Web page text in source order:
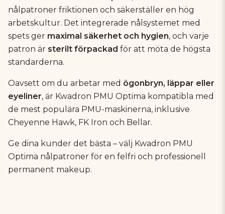
nålpatroner friktionen och säkerställer en hög
arbetskultur. Det integrerade nålsystemet med
spets ger maximal säkerhet och hygien, och varje
patron är sterilt förpackad för att möta de högsta
standarderna.
Oavsett om du arbetar med ögonbryn, läppar eller
eyeliner, är Kwadron PMU Optima kompatibla med
de mest populära PMU-maskinerna, inklusive
Cheyenne Hawk, FK Iron och Bellar.
Ge dina kunder det bästa – välj Kwadron PMU
Optima nålpatroner för en felfri och professionell
permanent makeup.